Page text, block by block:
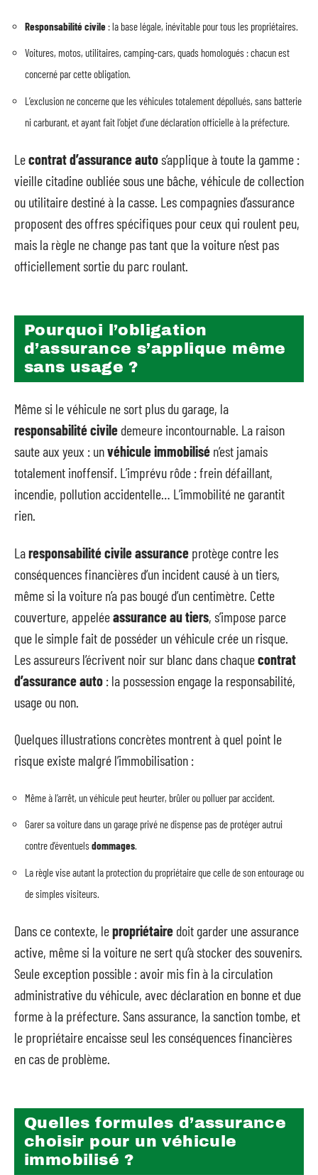
Responsabilité civile : la base légale, inévitable pour tous les propriétaires.
Voitures, motos, utilitaires, camping-cars, quads homologués : chacun est
concerné par cette obligation.
L’exclusion ne concerne que les véhicules totalement dépollués, sans batterie
ni carburant, et ayant fait l’objet d’une déclaration officielle à la préfecture.
Lecontrat d’assurance autos’applique à toute la gamme :
vieille citadine oubliée sous une bâche, véhicule de collection
ou utilitaire destiné à la casse. Les compagnies d’assurance
proposent des offres spécifiques pour ceux qui roulent peu,
mais la règle ne change pas tant que la voiture n’est pas
officiellement sortie du parc roulant.
Pourquoi l’obligation
d’assurance s’applique même
sans usage ?
Même si le véhicule ne sort plus du garage, la
responsabilité civile demeure incontournable. La raison
saute aux yeux : unvéhicule immobilisé n’est jamais
totalement inoffensif. L’imprévu rôde : frein défaillant,
incendie, pollution accidentelle… L’immobilité ne garantit
rien.
Laresponsabilité civile assurance protège contre les
conséquences financières d’un incident causé à un tiers,
même si la voiture n’a pas bougé d’un centimètre. Cette
couverture, appeléeassurance au tiers, s’impose parce
que le simple fait de posséder un véhicule crée un risque.
Les assureurs l’écrivent noir sur blanc dans chaquecontrat
d’assurance auto : la possession engage la responsabilité,
usage ou non.
Quelques illustrations concrètes montrent à quel point le
risque existe malgré l’immobilisation :
Même à l’arrêt, un véhicule peut heurter, brûler ou polluer par accident.
Garer sa voiture dans un garage privé ne dispense pas de protéger autrui
contre d’éventuels dommages.
La règle vise autant la protection du propriétaire que celle de son entourage ou
de simples visiteurs.
Dans ce contexte, lepropriétaire doit garder une assurance
active, même si la voiture ne sert qu’à stocker des souvenirs.
Seule exception possible : avoir mis fin à la circulation
administrative du véhicule, avec déclaration en bonne et due
forme à la préfecture. Sans assurance, la sanction tombe, et
le propriétaire encaisse seul les conséquences financières
en cas de problème.
Quelles formules d’assurance
choisir pour un véhicule
immobilisé ?